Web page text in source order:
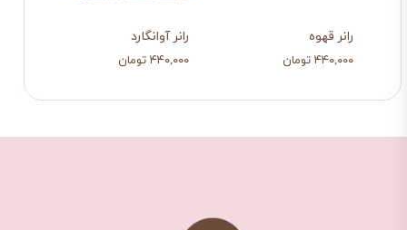
رانر آوانگارد
۴۴۰,۰۰۰ تومان
رانر قهوه
۴۴۰,۰۰۰ تومان